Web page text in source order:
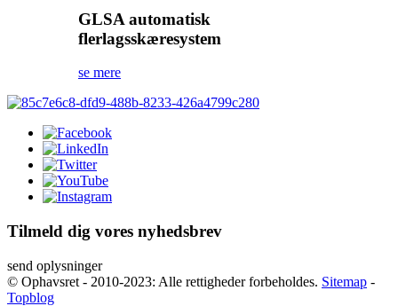
GLSA automatisk
flerlagsskæresystem
se mere
Tilmeld dig vores nyhedsbrev
send oplysninger
© Ophavsret - 2010-2023: Alle rettigheder forbeholdes. Sitemap -
Topblog